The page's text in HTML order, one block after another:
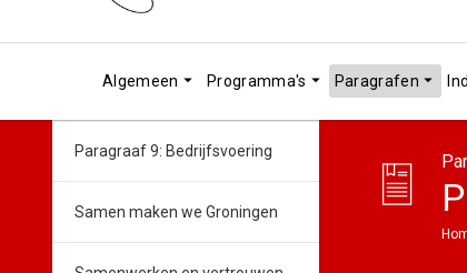
Algemeen Programma's Paragrafen
Paragraaf 9: Bedrijfsvoering
Samen maken we Groningen